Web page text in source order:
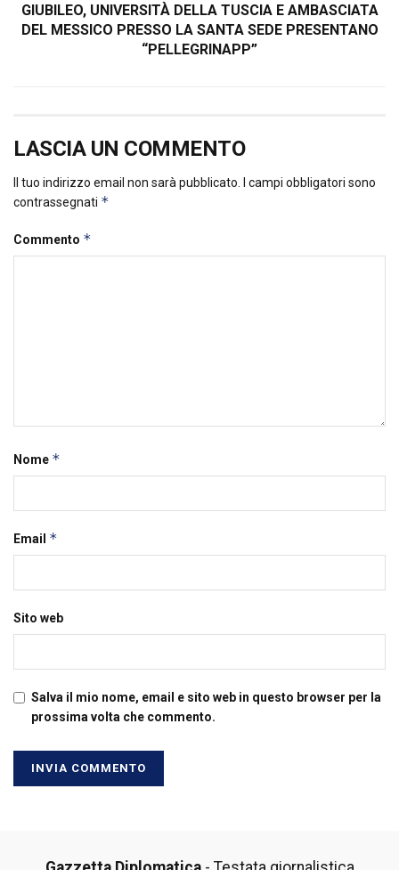
GIUBILEO, UNIVERSITÀ DELLA TUSCIA E AMBASCIATA
DEL MESSICO PRESSO LA SANTA SEDE PRESENTANO
“PELLEGRINAPP”
LASCIA UN COMMENTO
Il tuo indirizzo email non sarà pubblicato.
I campi obbligatori sono
contrassegnati *
Commento *
Nome *
Email *
Sito web
Salva il mio nome, email e sito web in questo browser per la
prossima volta che commento.